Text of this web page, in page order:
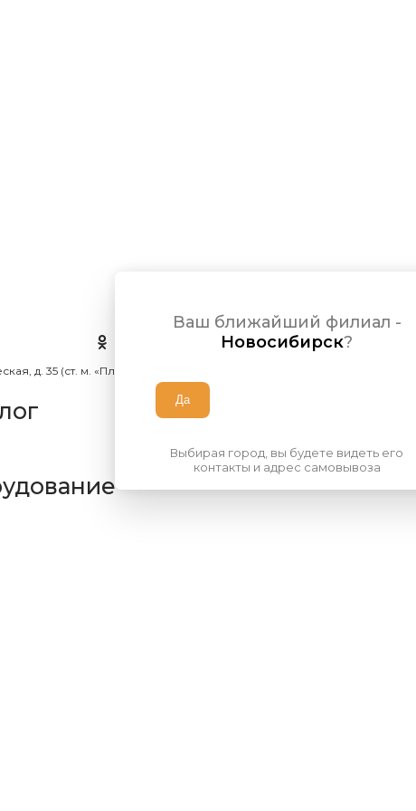
д. 35 (ст. м. «Площадь Ленина»)
Ваш ближайший филиал -
Новосибирск?
Выбирая город, вы будете видеть его
контакты и адрес самовывоза